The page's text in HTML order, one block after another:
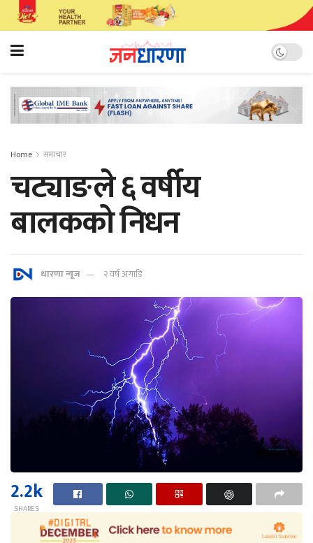
Home समाचार
चट्याङले ६ वर्षीय
बालकको निधन
धारणा न्यूज २ वर्ष अगाडि
2.2k
SHARES